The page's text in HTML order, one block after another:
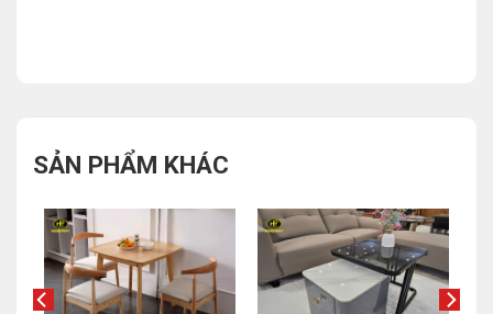
SẢN PHẨM KHÁC